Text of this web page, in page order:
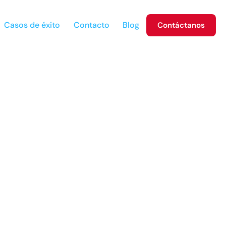
Casos de éxito Contacto Blog Contáctanos